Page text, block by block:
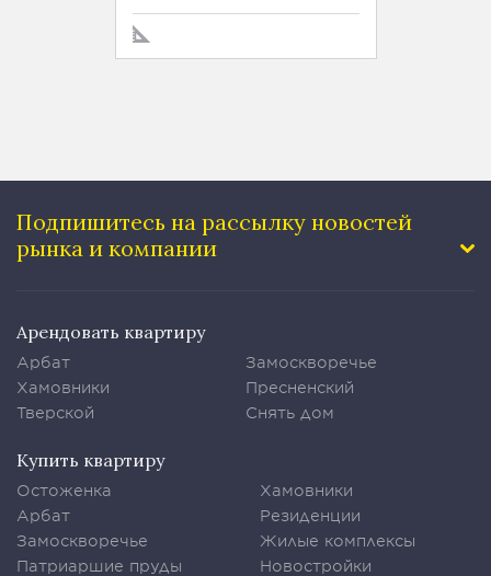
Подпишитесь на рассылку новостей
рынка и компании
Арендовать квартиру
Арбат
Хамовники
Тверской
Замоскворечье
Пресненский
Снять дом
Купить квартиру
Остоженка
Арбат
Замоскворечье
Патриаршие пруды
Хамовники
Резиденции
Жилые комплексы
Новостройки